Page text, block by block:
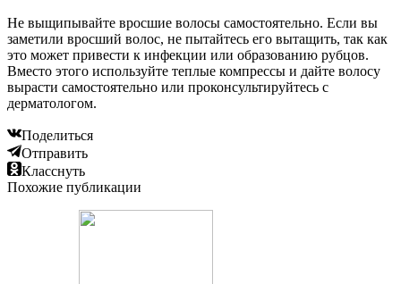
Не выщипывайте вросшие волосы самостоятельно. Если вы
заметили вросший волос, не пытайтесь его вытащить, так как
это может привести к инфекции или образованию рубцов.
Вместо этого используйте теплые компрессы и дайте волосу
вырасти самостоятельно или проконсультируйтесь с
дерматологом.
Поделиться
Отправить
Класснуть
Похожие публикации